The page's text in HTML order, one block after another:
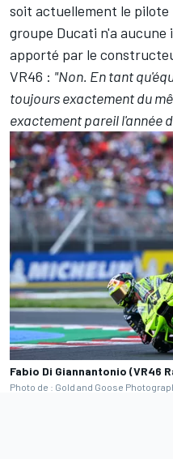
soit actuellement le
groupe Ducati n'a
apporté par le
VR46 : "Non. En tant
toujours exactement du
exactement pareil l'année
Fabio Di Giannantonio (VR46
Photo de : Gold and Goose